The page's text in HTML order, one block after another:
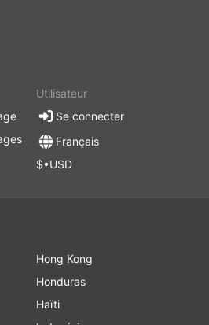
Utilisateur
Se connecter
Français
$•USD
Hong Kong
Honduras
Haïti